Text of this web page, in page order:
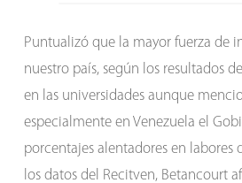
Puntualizó que la mayor fuerza de
nuestro país, según los resultados
en las universidades aunque
especialmente en Venezuela el
porcentajes alentadores en labores
los datos del Recitven, Betancourt